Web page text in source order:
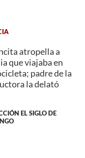
atropella a
que viajaba en
padre de la
la delató
EL SIGLO DE